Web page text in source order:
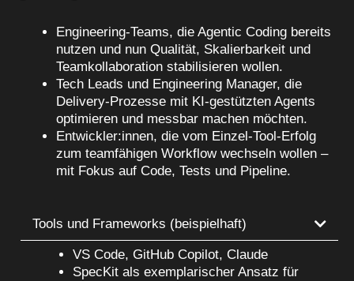
Engineering-Teams, die Agentic Coding bereits
nutzen und nun Qualität, Skalierbarkeit und
Teamkollaboration stabilisieren wollen.
Tech Leads und Engineering Manager, die
Delivery-Prozesse mit KI-gestützten Agents
optimieren und messbar machen möchten.
Entwickler:innen, die vom Einzel-Tool-Erfolg
zum teamfähigen Workflow wechseln wollen –
mit Fokus auf Code, Tests und Pipeline.
Tools und Frameworks (beispielhaft)
VS Code, GitHub Copilot, Claude
SpecKit als exemplarischer Ansatz für